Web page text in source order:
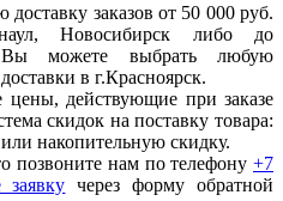
заказов от 50 000 руб.
Новосибирск либо до
Вы можете выбрать любую
в г.Красноярск.
цены, действующие при заказе
скидок на поставку товара:
накопительную скидку.
позвоните нам по телефону +7
заявку
через форму обратной